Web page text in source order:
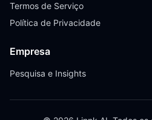
Termos de Serviço
Política de Privacidade
Empresa
Pesquisa e Insights